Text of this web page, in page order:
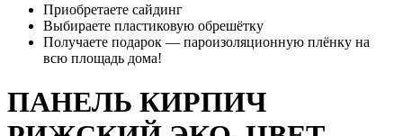
Приобретаете сайдинг
Выбираете пластиковую обрешётку
Получаете подарок — пароизоляционную плёнку на
всю площадь дома!
ПАНЕЛЬ КИРПИЧ